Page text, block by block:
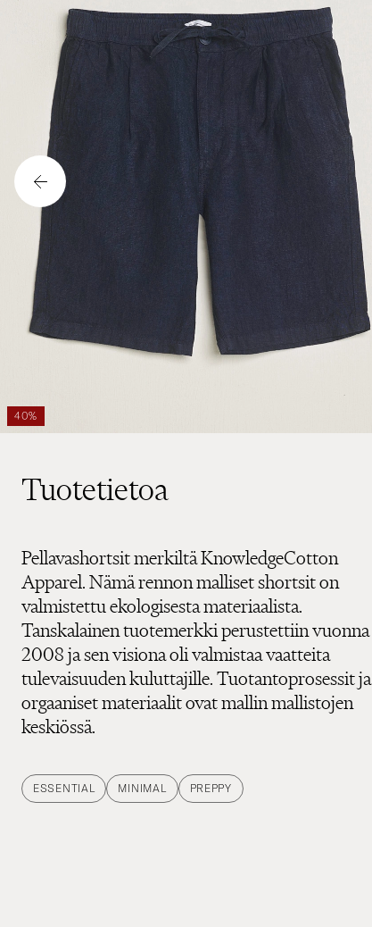
40%
Tuotetietoa
Pellavashortsit merkiltä KnowledgeCotton
Apparel. Nämä rennon malliset shortsit on
valmistettu ekologisesta materiaalista.
Tanskalainen tuotemerkki perustettiin vuonna
2008 ja sen visiona oli valmistaa vaatteita
tulevaisuuden kuluttajille. Tuotantoprosessit ja
orgaaniset materiaalit ovat mallin mallistojen
keskiössä.
ESSENTIAL MINIMAL PREPPY